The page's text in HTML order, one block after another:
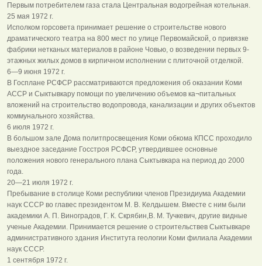
Первым потребителем газа стала Центральная водогрейная котельная.
25 мая 1972 г.
Исполком горсовета принимает решение о строительстве нового
драматического театра на 800 мест по улице Первомайской, о привязке
фабрики нетканых материалов в районе Човью, о возведении первых 9-
этажных жилых домов в кирпичном исполнении с плиточной отделкой.
6—9 июня 1972 г.
В Госплане РСФСР рассматриваются предложения об оказании Коми
АССР и Сыктывкару помощи по увеличению объемов ка¬питальных
вложений на строительство водопровода, канализации и других объектов
коммунального хозяйства.
6 июля 1972 г.
В большом зале Дома политпросвещения Коми обкома КПСС проходило
выездное заседание Госстроя РСФСР, утвердившее основные
положения нового генерального плана Сыктывкара на период до 2000
года.
20—21 июля 1972 г.
Пребывание в столице Коми республики членов Президиума Академии
наук СССР во главес президентом М. В. Келдышем. Вместе с ним были
академики А. П. Виноградов, Г. К. Скрябин,В. М. Тучкевич, другие видные
ученые Академии. Принимается решение о строительствев Сыктывкаре
административного здания Института геологии Коми филиала Академии
наук СССР.
1 сентября 1972 г.